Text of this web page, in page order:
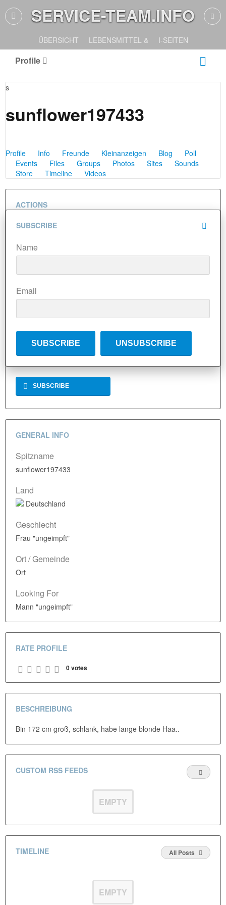
SERVICE-TEAM.INFO
ÜBERSICHT LEBENSMITTEL & I-SEITEN
Profile
s
sunflower197433
Profile Info Freunde Kleinanzeigen Blog
Poll
Events
Files Groups Photos Sites
Sounds
Store
Timeline Videos
ACTIONS
SUBSCRIBE
Name
Email
SUBSCRIBE
GENERAL INFO
Spitzname
sunflower197433
Land
Deutschland
Geschlecht
Frau "ungeimpft"
Ort / Gemeinde
Ort
Looking For
Mann "ungeimpft"
RATE PROFILE
0votes
BESCHREIBUNG
Bin 172 cm groß, schlank, habe lange blonde Haa..
CUSTOM RSS FEEDS
EMPTY
TIMELINE All Posts
EMPTY